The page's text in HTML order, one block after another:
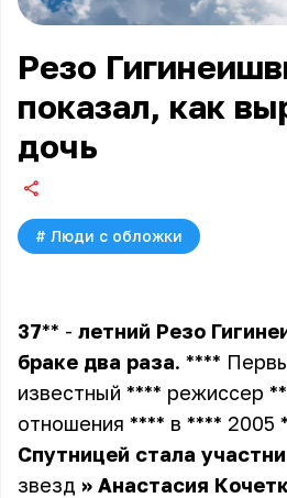
Резо
показал, как
дочь
# Люди с обложки
37** - летний Резо
браке два раза. ****
известный **** режиссер
отношения **** в **** 2005
Спутницей стала
звезд » Анастасия